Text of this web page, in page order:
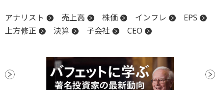
アナリスト 売上高 株価 インフレ
EPS
上方修正
決算 子会社 CEO